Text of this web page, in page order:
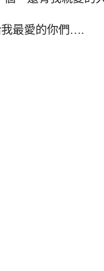
最愛的你們….